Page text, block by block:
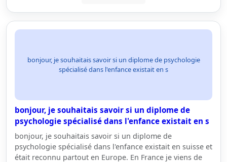
bonjour, je souhaitais savoir si un diplome de psychologie
spécialisé dans l'enfance existait en s
bonjour, je souhaitais savoir si un diplome de
psychologie spécialisé dans l'enfance existait en s
bonjour, je souhaitais savoir si un diplome de
psychologie spécialisé dans l'enfance existait en suisse et
était reconnu partout en Europe. En France je viens de